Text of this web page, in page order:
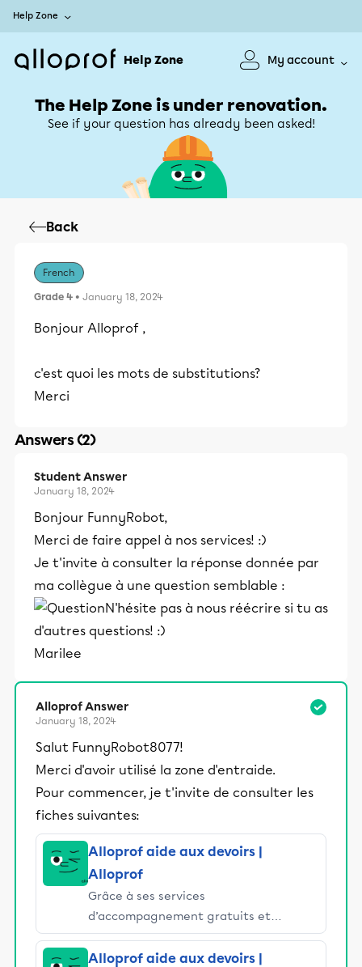
Help Zone
Help Zone My account
The Help Zone is under renovation.
See if your question has already been asked!
Back
French
Grade 4 • January 18, 2024
Bonjour Alloprof ,
c'est quoi les mots de substitutions?
Merci
Answers (2)
Student Answer
January 18, 2024
Bonjour FunnyRobot,
Merci de faire appel à nos services! :)
Je t'invite à consulter la réponse donnée par
ma collègue à une question semblable :
N'hésite pas à nous réécrire si tu as
d'autres questions! :)
Marilee
Alloprof Answer
January 18, 2024
Salut FunnyRobot8077!
Merci d'avoir utilisé la zone d'entraide.
Pour commencer, je t'invite de consulter les
fiches suivantes:
Alloprof aide aux devoirs |
Alloprof
Grâce à ses services
d’accompagnement gratuits et
stimulants, Alloprof engage les élèves
et leurs parents dans la réussite
Alloprof aide aux devoirs |